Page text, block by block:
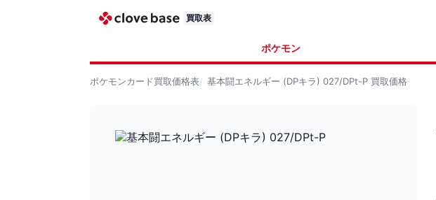
買取表
ポケモン
ポケモンカード買取価格表 基本闘エネルギー (DPキラ) 027/DPt-P 買取価格